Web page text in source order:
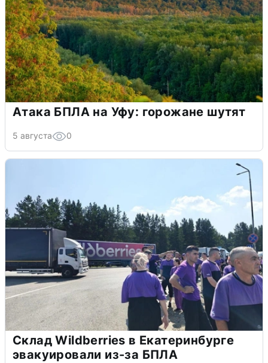
Атака БПЛА на Уфу: горожане шутят
5 августа 0
Склад Wildberries в Екатеринбурге
эвакуировали из-за БПЛА